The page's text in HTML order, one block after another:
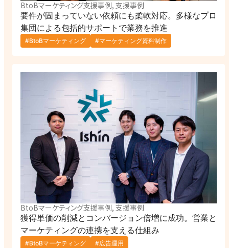
BtoBマーケティング支援事例, 支援事例
要件が固まっていない依頼にも柔軟対応。多様なプロ
集団による包括的サポートで業務を推進
#BtoBマーケティング #マーケティング資料制作
BtoBマーケティング支援事例, 支援事例
獲得単価の削減とコンバージョン倍増に成功。営業と
マーケティングの連携を支える仕組み
#BtoBマーケティング #広告運用